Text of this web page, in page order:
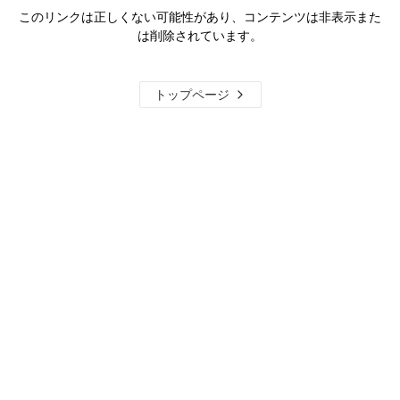
このリンクは正しくない可能性があり、コンテンツは非表示また
は削除されています。
トップページ